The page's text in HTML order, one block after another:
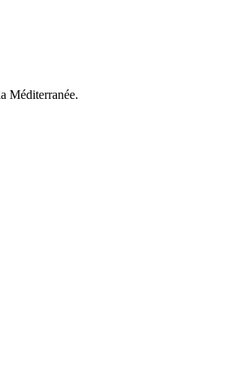
Méditerranée.